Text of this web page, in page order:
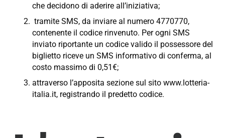
che decidono di aderire all’iniziativa;
tramite SMS, da inviare al numero 4770770,
contenente il codice rinvenuto. Per ogni SMS
inviato riportante un codice valido il possessore del
biglietto riceve un SMS informativo di conferma, al
costo massimo di 0,51€;
attraverso l’apposita sezione sul sito www.lotteria-
italia.it, registrando il predetto codice.